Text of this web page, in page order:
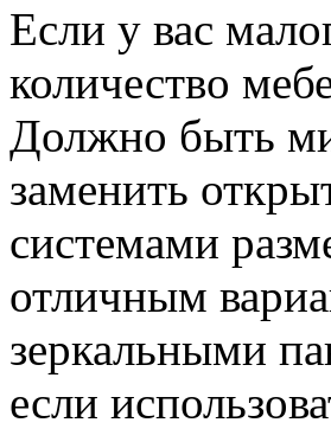
Если у вас
количество
Должно быть
заменить
системами
отличным
зеркальными
если